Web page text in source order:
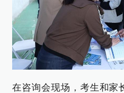
在咨询会现场，考生和家